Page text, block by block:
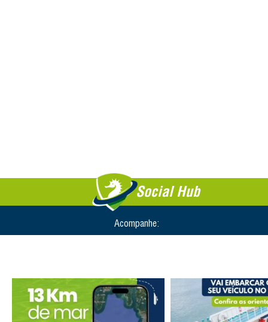
Social Hub
Acompanhe: